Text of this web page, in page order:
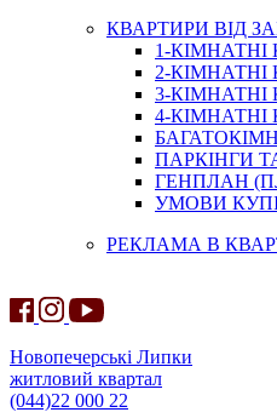
КВАРТИРИ ВІД
1-КІМНАТНІ
2-КІМНАТНІ
3-КІМНАТНІ
4-КІМНАТНІ
ПАРКІНГИ
ГЕНПЛАН
УМОВИ
РЕКЛАМА В
Новопечерські Липки
житловий квартал
(044)22 000 22